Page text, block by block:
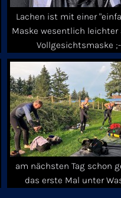
Lachen ist mit einer
Maske wesentlich
Vollgesichtsmaske
am nächsten Tag schon
das erste Mal unter